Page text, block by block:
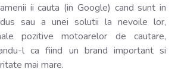
ii cauta (in Google) cand sunt in
sau a unei solutii la nevoile lor,
pozitive motoarelor de cautare,
l ca fiind un brand important si
mai mare.